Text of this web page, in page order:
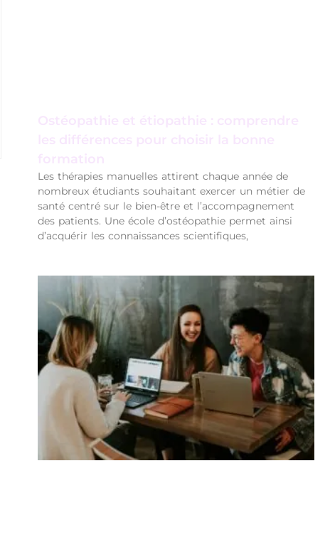
Ostéopathie et étiopathie : comprendre
les différences pour choisir la bonne
formation
Les thérapies manuelles attirent chaque année de
nombreux étudiants souhaitant exercer un métier de
santé centré sur le bien-être et l’accompagnement
des patients. Une école d’ostéopathie permet ainsi
d’acquérir les connaissances scientifiques,